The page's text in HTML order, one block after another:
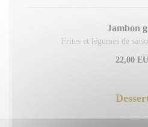
Jambon
Frites et légumes de
22,00